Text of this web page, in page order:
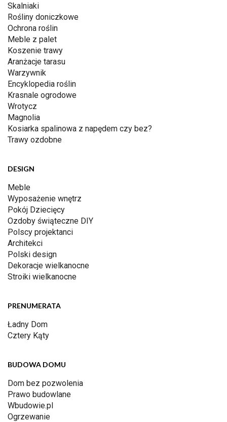
Skalniaki
Rośliny doniczkowe
Ochrona roślin
Meble z palet
Koszenie trawy
Aranżacje tarasu
Warzywnik
Encyklopedia roślin
Krasnale ogrodowe
Wrotycz
Magnolia
Kosiarka spalinowa z napędem czy bez?
Trawy ozdobne
DESIGN
Meble
Wyposażenie wnętrz
Pokój Dziecięcy
Ozdoby świąteczne DIY
Polscy projektanci
Architekci
Polski design
Dekoracje wielkanocne
Stroiki wielkanocne
PRENUMERATA
Ładny Dom
Cztery Kąty
BUDOWA DOMU
Dom bez pozwolenia
Prawo budowlane
Wbudowie.pl
Ogrzewanie